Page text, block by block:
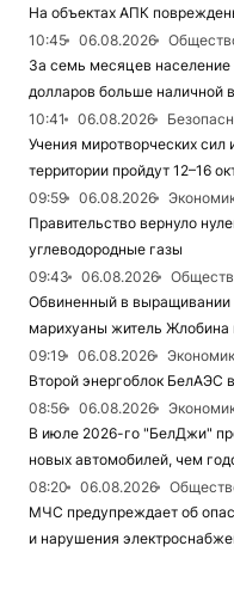
На объектах АПК
10:45
06.08.2026
За семь месяцев
долларов больше наличной
10:41
06.08.2026
Учения миротворческих
территории пройдут 12–16
09:59
06.08.2026
Правительство вернуло
углеводородные газы
09:43
06.08.2026
Обвиненный в выращивании
марихуаны житель Жлобина
09:19
06.08.2026
Второй энергоблок БелАЭС
08:56
06.08.2026
В июле 2026-го "БелДжи"
новых автомобилей, чем
08:20
06.08.2026
МЧС предупреждает об
и нарушения